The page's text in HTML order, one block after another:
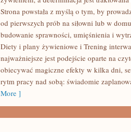
Strona powstała z myślą o tym, by
od pierwszych prób na siłowni lub w
budowanie sprawności, umięśnienia i
Diety i plany żywieniowe i Trening
najważniejsze jest podejście oparte na
obiecywać magiczne efekty w kilka dni,
rytm pracy nad sobą: świadomie
More ]